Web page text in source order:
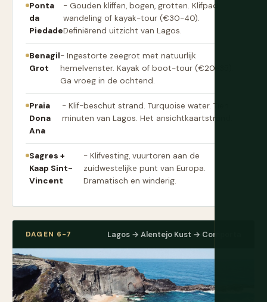
Ponta
da
Piedade
- Gouden kliffen, bogen, grotten. Klifpad
wandeling of kayak-tour (€30-40).
Definiërend uitzicht van Lagos.
Benagil
Grot
- Ingestorte zeegrot met natuurlijk
hemelvenster. Kayak of boot-tour (€20-35).
Ga vroeg in de ochtend.
Praia
Dona
Ana
- Klif-beschut strand. Turquoise water. Tien
minuten van Lagos. Het ansichtkaartstrand.
Sagres +
Kaap Sint-
Vincent
- Klifvesting, vuurtoren aan de
zuidwestelijke punt van Europa.
Dramatisch en winderig.
DAGEN 6-7 Lagos → Alentejo Kust → Comporta